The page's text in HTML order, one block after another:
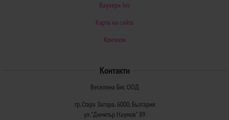
Ваучери Ivis
Карта на сайта
Контакти
Контакти
Веселина Бис ООД
гр. Стара Загора, 6000, България
ул. "Димитър Наумов" 89